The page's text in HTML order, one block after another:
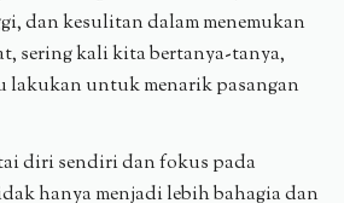
dan kesulitan dalam menemukan
sering kali kita bertanya-tanya,
lakukan untuk menarik pasangan
diri sendiri dan fokus pada
hanya menjadi lebih bahagia dan